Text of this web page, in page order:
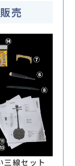
売
三線セット